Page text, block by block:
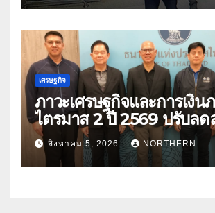
เศรษฐกิจ
ภาวะเศรษฐกิจและการเงิน
ไตรมาส 2 ปี 2569 ปรับลด
ราคาพลังงาน ค่าครองชีพ
สิงหาคม 5, 2026 NORTHERN